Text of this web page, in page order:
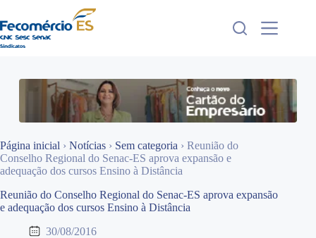
para
o
conteúdo
Página inicial › Notícias › Sem categoria › Reunião do
Conselho Regional do Senac-ES aprova expansão e
adequação dos cursos Ensino à Distância
Reunião do Conselho Regional do Senac-ES aprova expansão
e adequação dos cursos Ensino à Distância
30/08/2016